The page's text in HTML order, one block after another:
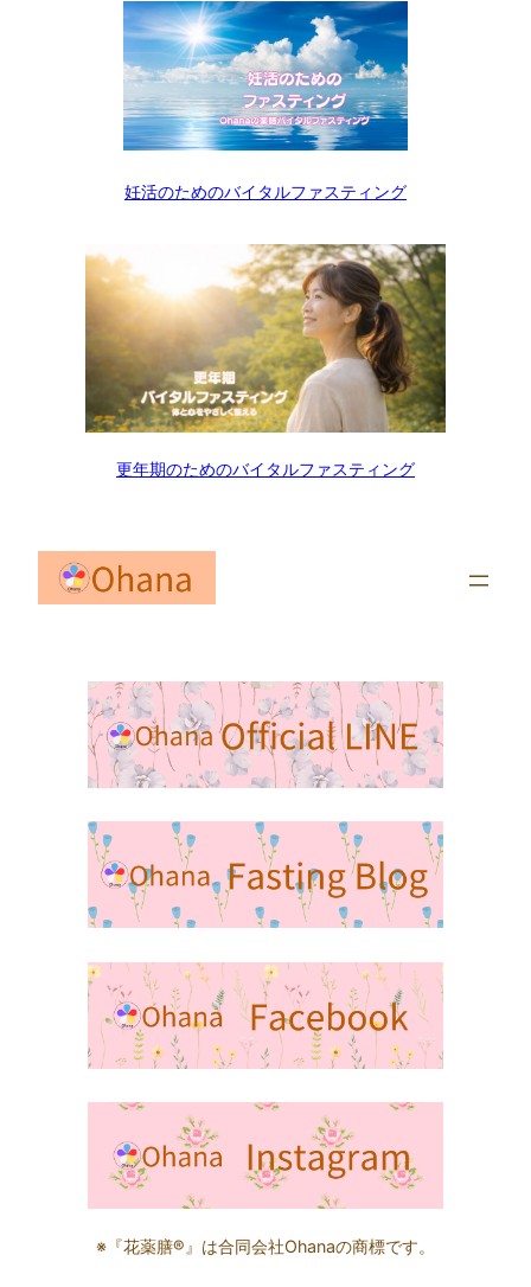
妊活のためのバイタルファスティング
更年期のためのバイタルファスティング
※『花薬膳®』は合同会社Ohanaの商標です。